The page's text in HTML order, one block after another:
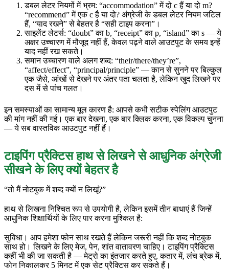
डबल लेटर नियमों में भ्रम: “accommodation” में दो c हैं या दो m?
“recommend” में एक c है या दो? अंग्रेजी के डबल लेटर नियम जटिल
हैं, “याद रखने” से बेहतर है “सही टाइप करना”।
साइलेंट लेटर्स: “doubt” का b, “receipt” का p, “island” का s — ये
अक्षर उच्चारण में मौजूद नहीं हैं, केवल पढ़ने वाले आउटपुट के समय इन्हें
याद नहीं रख सकते।
समान उच्चारण वाले अलग शब्द: “their/there/they’re”,
“affect/effect”, “principal/principle” — कान से सुनने पर बिल्कुल
एक जैसे, आंखों से देखने पर अंतर पता चलता है, लेकिन खुद लिखने पर
दस में से पांच गलत।
इन समस्याओं का सामान्य मूल कारण है: आपसे कभी सटीक स्पेलिंग आउटपुट
की मांग नहीं की गई। एक बार देखना, एक बार क्लिक करना, एक विकल्प चुनना
— ये सब वास्तविक आउटपुट नहीं हैं।
टाइपिंग प्रैक्टिस हाथ से लिखने से आधुनिक अंग्रेजी
सीखने के लिए क्यों बेहतर है
“तो मैं नोटबुक में शब्द क्यों न लिखूं?”
हाथ से लिखना निश्चित रूप से उपयोगी है, लेकिन इसमें तीन बाधाएं हैं जिन्हें
आधुनिक शिक्षार्थियों के लिए पार करना मुश्किल है:
सुविधा। आप हमेशा फोन साथ रखते हैं लेकिन जरूरी नहीं कि शब्द नोटबुक
साथ हो। लिखने के लिए मेज, पेन, शांत वातावरण चाहिए। टाइपिंग प्रैक्टिस
कहीं भी की जा सकती है — मेट्रो का इंतजार करते हुए, कतार में, लंच ब्रेक में,
फोन निकालकर 5 मिनट में एक सेट प्रैक्टिस कर सकते हैं।